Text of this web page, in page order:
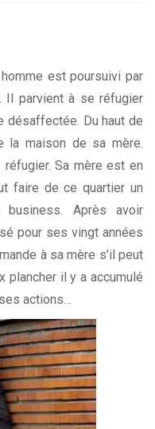
est poursuivi par
Il parvient à se réfugier
désaffectée. Du haut de
la maison de sa mère.
réfugier. Sa mère est en
faire de ce quartier un
Après avoir
pour ses vingt années
à sa mère s’il peut
plancher il y a accumulé
actions…